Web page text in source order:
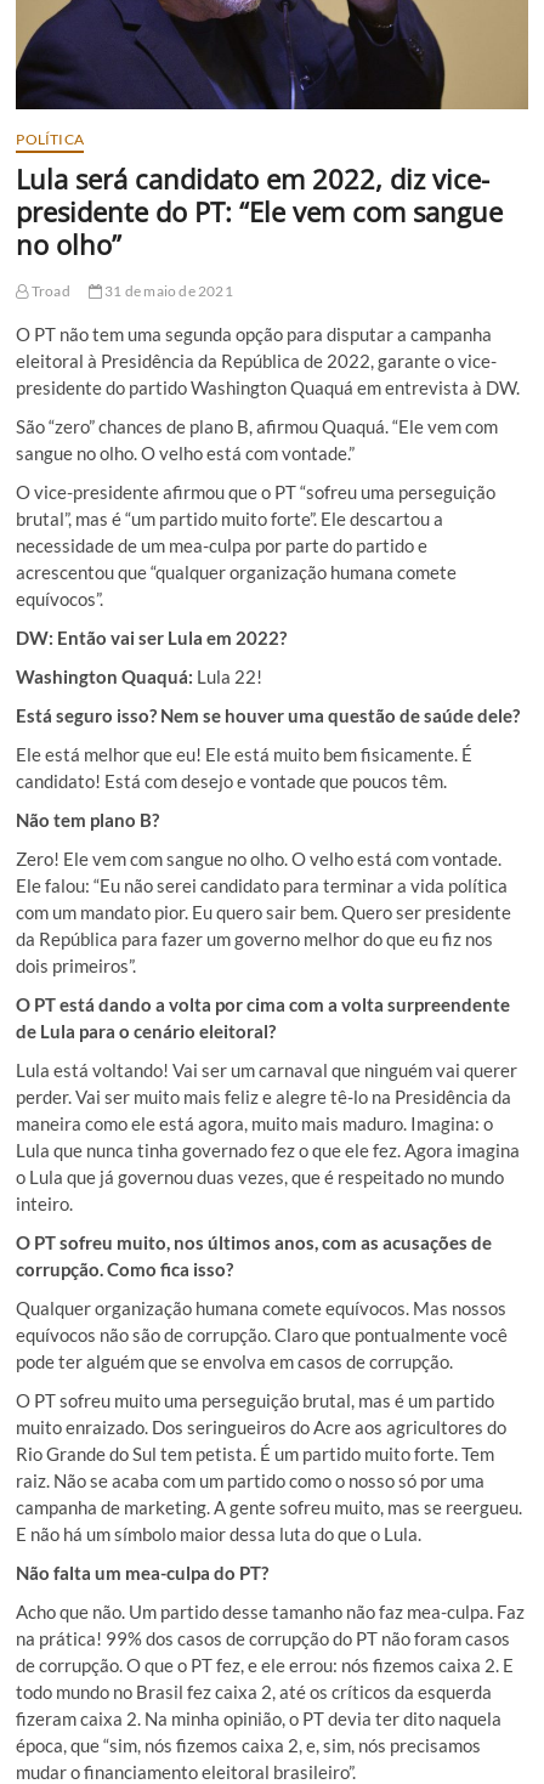
POLÍTICA
Lula será candidato em 2022, diz vice-
presidente do PT: “Ele vem com sangue
no olho”
Troad 31 de maio de 2021
O PT não tem uma segunda opção para disputar a campanha
eleitoral à Presidência da República de 2022, garante o vice-
presidente do partido Washington Quaquá em entrevista à DW.
São “zero” chances de plano B, afirmou Quaquá. “Ele vem com
sangue no olho. O velho está com vontade.”
O vice-presidente afirmou que o PT “sofreu uma perseguição
brutal”, mas é “um partido muito forte”. Ele descartou a
necessidade de um mea-culpa por parte do partido e
acrescentou que “qualquer organização humana comete
equívocos”.
DW: Então vai ser Lula em 2022?
Washington Quaquá: Lula 22!
Está seguro isso? Nem se houver uma questão de saúde dele?
Ele está melhor que eu! Ele está muito bem fisicamente. É
candidato! Está com desejo e vontade que poucos têm.
Não tem plano B?
Zero! Ele vem com sangue no olho. O velho está com vontade.
Ele falou: “Eu não serei candidato para terminar a vida política
com um mandato pior. Eu quero sair bem. Quero ser presidente
da República para fazer um governo melhor do que eu fiz nos
dois primeiros”.
O PT está dando a volta por cima com a volta surpreendente
de Lula para o cenário eleitoral?
Lula está voltando! Vai ser um carnaval que ninguém vai querer
perder. Vai ser muito mais feliz e alegre tê-lo na Presidência da
maneira como ele está agora, muito mais maduro. Imagina: o
Lula que nunca tinha governado fez o que ele fez. Agora imagina
o Lula que já governou duas vezes, que é respeitado no mundo
inteiro.
O PT sofreu muito, nos últimos anos, com as acusações de
corrupção. Como fica isso?
Qualquer organização humana comete equívocos. Mas nossos
equívocos não são de corrupção. Claro que pontualmente você
pode ter alguém que se envolva em casos de corrupção.
O PT sofreu muito uma perseguição brutal, mas é um partido
muito enraizado. Dos seringueiros do Acre aos agricultores do
Rio Grande do Sul tem petista. É um partido muito forte. Tem
raiz. Não se acaba com um partido como o nosso só por uma
campanha de marketing. A gente sofreu muito, mas se reergueu.
E não há um símbolo maior dessa luta do que o Lula.
Não falta um mea-culpa do PT?
Acho que não. Um partido desse tamanho não faz mea-culpa. Faz
na prática! 99% dos casos de corrupção do PT não foram casos
de corrupção. O que o PT fez, e ele errou: nós fizemos caixa 2. E
todo mundo no Brasil fez caixa 2, até os críticos da esquerda
fizeram caixa 2. Na minha opinião, o PT devia ter dito naquela
época, que “sim, nós fizemos caixa 2, e, sim, nós precisamos
mudar o financiamento eleitoral brasileiro”.